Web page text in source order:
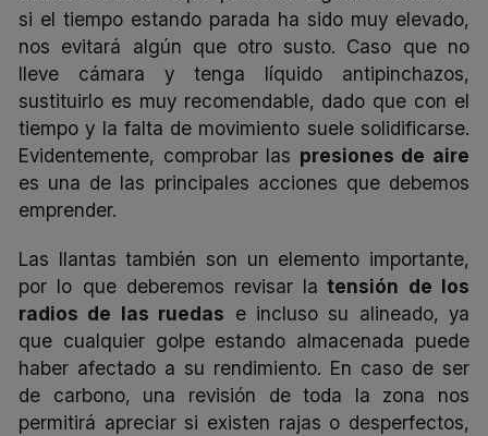
si el tiempo estando parada ha sido muy elevado,
nos evitará algún que otro susto. Caso que no
lleve cámara y tenga líquido antipinchazos,
sustituirlo es muy recomendable, dado que con el
tiempo y la falta de movimiento suele solidificarse.
Evidentemente, comprobar las presiones de aire
es una de las principales acciones que debemos
emprender.
Las llantas también son un elemento importante,
por lo que deberemos revisar la tensión de los
radios de las ruedas e incluso su alineado, ya
que cualquier golpe estando almacenada puede
haber afectado a su rendimiento. En caso de ser
de carbono, una revisión de toda la zona nos
permitirá apreciar si existen rajas o desperfectos,